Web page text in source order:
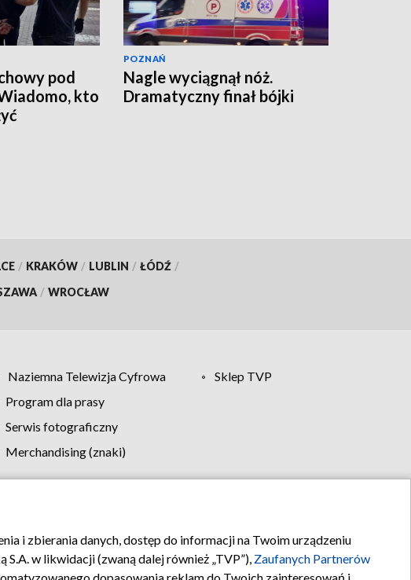
pod
kto
POZNAŃ
Nagle wyciągnął nóż.
Dramatyczny finał bójki
/ KRAKÓW / LUBLIN / ŁÓDŹ /
/ WROCŁAW
Naziemna Telewizja Cyfrowa
Sklep TVP
Program dla prasy
Serwis fotograficzny
Merchandising (znaki)
Biuro reklamy Kontakt
i zbierania danych, dostęp do informacji na Twoim urządzeniu
w likwidacji (zwaną dalej również „TVP”), Zaufanych Partnerów